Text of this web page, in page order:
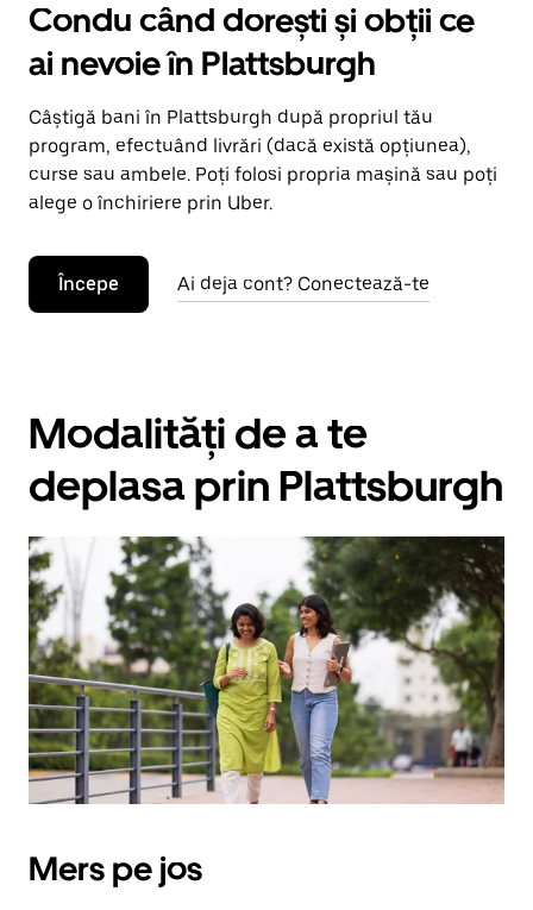
Condu când dorești și obții ce
ai nevoie în Plattsburgh
Câștigă bani în Plattsburgh după propriul tău
program, efectuând livrări (dacă există opțiunea),
curse sau ambele. Poți folosi propria mașină sau poți
alege o închiriere prin Uber.
Începe Ai deja cont? Conectează-te
Modalități de a te
deplasa prin Plattsburgh
Mers pe jos